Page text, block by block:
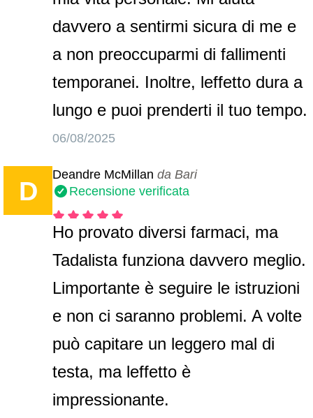
davvero a sentirmi sicura di me e
a non preoccuparmi di fallimenti
temporanei. Inoltre, leffetto dura a
lungo e puoi prenderti il tuo tempo.
06/08/2025
D
Deandre McMillan da Bari
Recensione verificata
Ho provato diversi farmaci, ma
Tadalista funziona davvero meglio.
Limportante è seguire le istruzioni
e non ci saranno problemi. A volte
può capitare un leggero mal di
testa, ma leffetto è
impressionante.